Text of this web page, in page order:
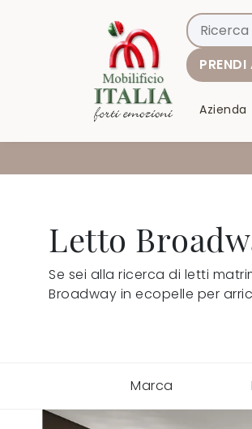
Azienda
Letto
Se sei alla ricerca di letti
Broadway in ecopelle per
Marca